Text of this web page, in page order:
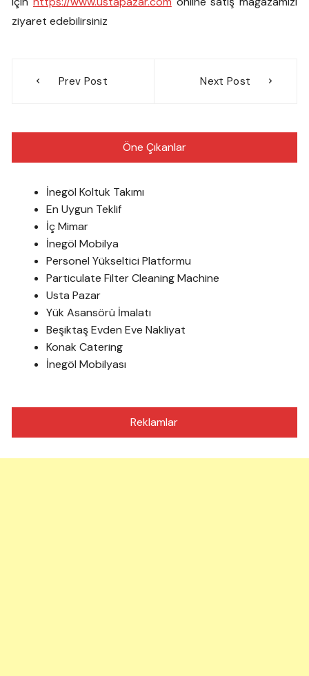
ziyaret edebilirsiniz
gezinmesi
Prev Post Next Post
Öne Çıkanlar
İnegöl Koltuk Takımı
En Uygun Teklif
İç Mimar
İnegöl Mobilya
Personel Yükseltici Platformu
Particulate Filter Cleaning Machine
Usta Pazar
Yük Asansörü İmalatı
Beşiktaş Evden Eve Nakliyat
Konak Catering
İnegöl Mobilyası
Reklamlar